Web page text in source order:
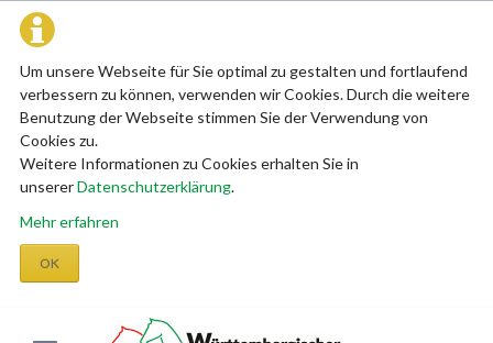
Um unsere Webseite für Sie optimal zu gestalten und fortlaufend
verbessern zu können, verwenden wir Cookies. Durch die weitere
Benutzung der Webseite stimmen Sie der Verwendung von
Cookies zu.
Weitere Informationen zu Cookies erhalten Sie in
unsererDatenschutzerklärung.
Mehr erfahren
OK